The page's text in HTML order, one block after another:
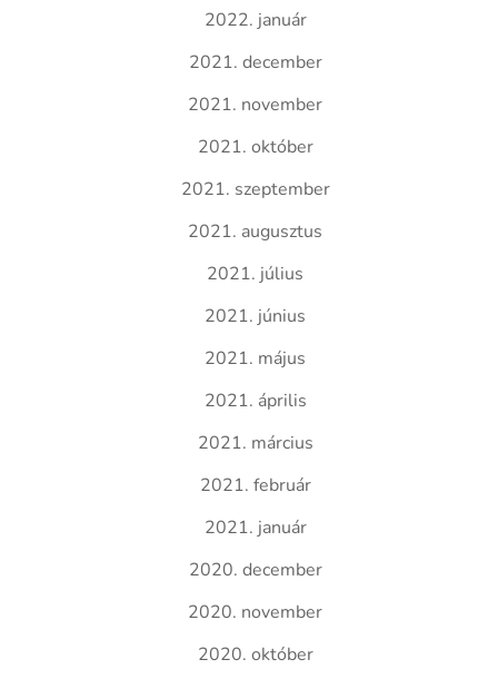
2022. január
2021. december
2021. november
2021. október
2021. szeptember
2021. augusztus
2021. július
2021. június
2021. május
2021. április
2021. március
2021. február
2021. január
2020. december
2020. november
2020. október